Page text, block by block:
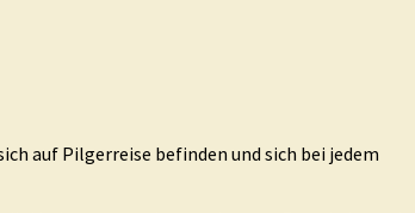
auf Pilgerreise befinden und sich bei jedem